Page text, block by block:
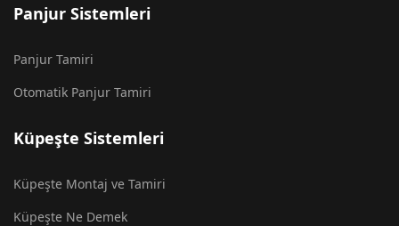
Panjur Sistemleri
Panjur Tamiri
Otomatik Panjur Tamiri
Küpeşte Sistemleri
Küpeşte Montaj ve Tamiri
Küpeşte Ne Demek